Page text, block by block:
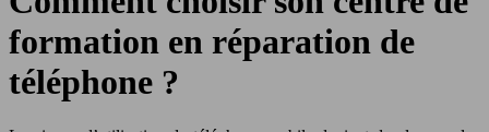
formation en réparation de
téléphone ?